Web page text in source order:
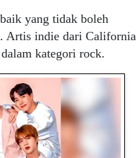
yang tidak boleh
Artis indie dari California
kategori rock.